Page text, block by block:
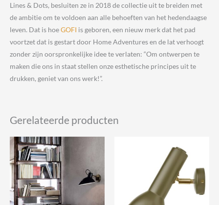
Lines & Dots, besluiten ze in 2018 de collectie uit te breiden met
de ambitie om te voldoen aan alle behoeften van het hedendaagse
leven. Dat is hoeGOFI is geboren, een nieuw merk dat het pad
voortzet dat is gestart door Home Adventures en de lat verhoogt
zonder zijn oorspronkelijke idee te verlaten: “Om ontwerpen te
maken die ons in staat stellen onze esthetische principes uit te
drukken, geniet van ons werk!”.
Gerelateerde producten